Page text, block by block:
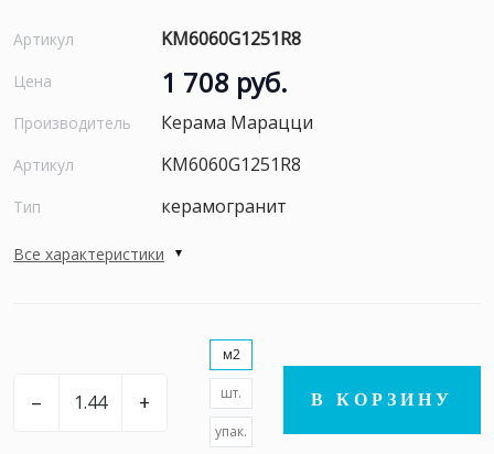
Артикул KM6060G1251R8
Цена 1 708 руб.
Производитель Керама Марацци
Артикул KM6060G1251R8
Тип керамогранит
Все характеристики
– +
м2
шт.
упак.
В КОРЗИНУ